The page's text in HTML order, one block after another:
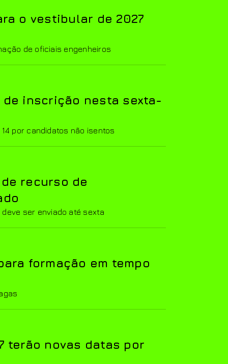
o vestibular de 2027
de oficiais engenheiros
de inscrição nesta sexta-
por candidatos não isentos
recurso de
ser enviado até sexta
formação em tempo
terão novas datas por